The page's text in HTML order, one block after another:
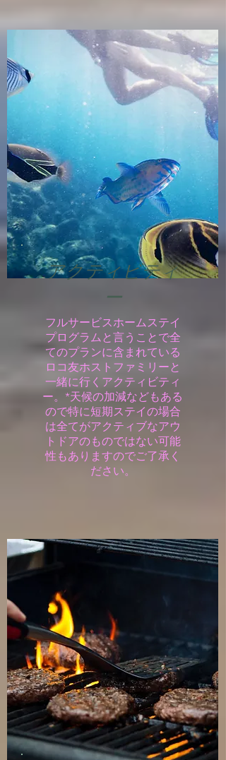
アクティビティ
ー
​フルサービスホームステイ
プログラムと言うことで全
てのプランに含まれている
ロコ友ホストファミリーと
一緒に行くアクティビティ
ー。*天候の加減などもある
ので特に短期ステイの場合
は全てがアクティブなアウ
トドアのものではない可能
性もありますのでご了承く
ださい。